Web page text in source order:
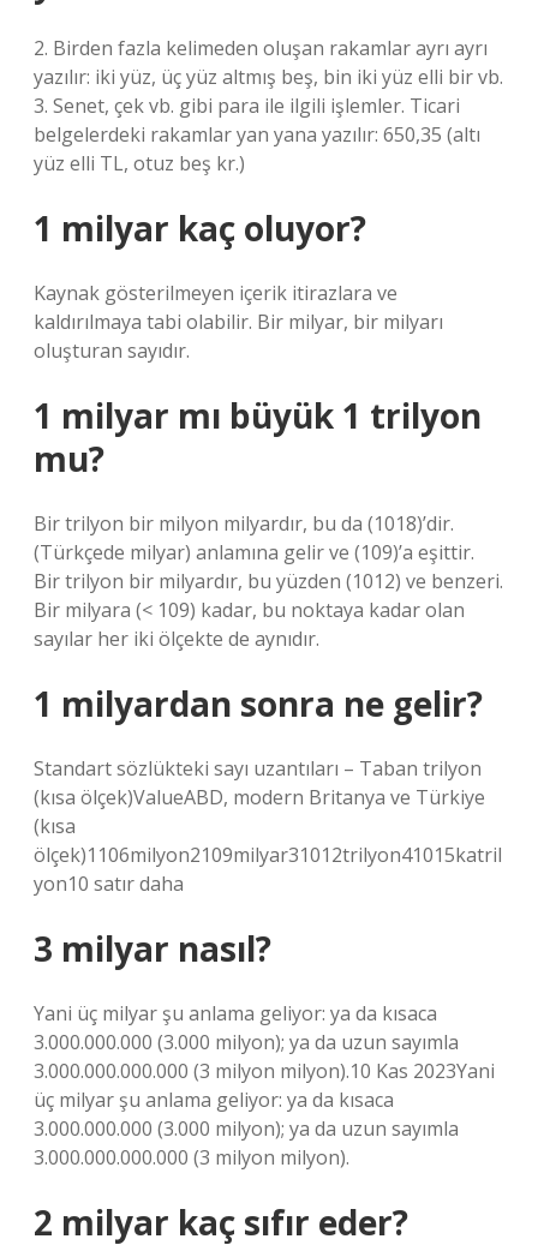
2. Birden fazla kelimeden oluşan rakamlar ayrı ayrı
yazılır: iki yüz, üç yüz altmış beş, bin iki yüz elli bir vb.
3. Senet, çek vb. gibi para ile ilgili işlemler. Ticari
belgelerdeki rakamlar yan yana yazılır: 650,35 (altı
yüz elli TL, otuz beş kr.)
1 milyar kaç oluyor?
Kaynak gösterilmeyen içerik itirazlara ve
kaldırılmaya tabi olabilir. Bir milyar, bir milyarı
oluşturan sayıdır.
1 milyar mı büyük 1 trilyon
mu?
Bir trilyon bir milyon milyardır, bu da (1018)’dir.
(Türkçede milyar) anlamına gelir ve (109)’a eşittir.
Bir trilyon bir milyardır, bu yüzden (1012) ve benzeri.
Bir milyara (< 109) kadar, bu noktaya kadar olan
sayılar her iki ölçekte de aynıdır.
1 milyardan sonra ne gelir?
Standart sözlükteki sayı uzantıları – Taban trilyon
(kısa ölçek)ValueABD, modern Britanya ve Türkiye
(kısa
ölçek)1106milyon2109milyar31012trilyon41015katril
yon10 satır daha
3 milyar nasıl?
Yani üç milyar şu anlama geliyor: ya da kısaca
3.000.000.000 (3.000 milyon); ya da uzun sayımla
3.000.000.000.000 (3 milyon milyon).10 Kas 2023Yani
üç milyar şu anlama geliyor: ya da kısaca
3.000.000.000 (3.000 milyon); ya da uzun sayımla
3.000.000.000.000 (3 milyon milyon).
2 milyar kaç sıfır eder?